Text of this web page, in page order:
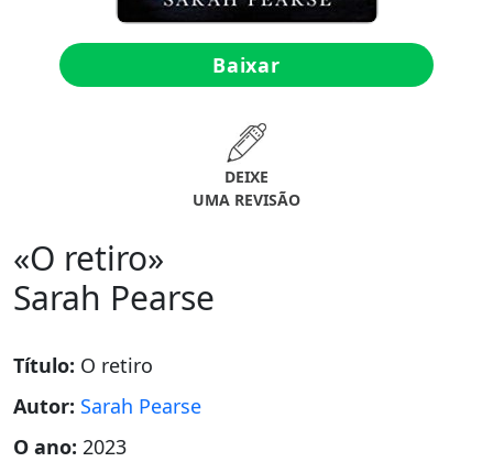
Baixar
DEIXE
UMA REVISÃO
«O retiro»
Sarah Pearse
Título: O retiro
Autor: Sarah Pearse
O ano: 2023